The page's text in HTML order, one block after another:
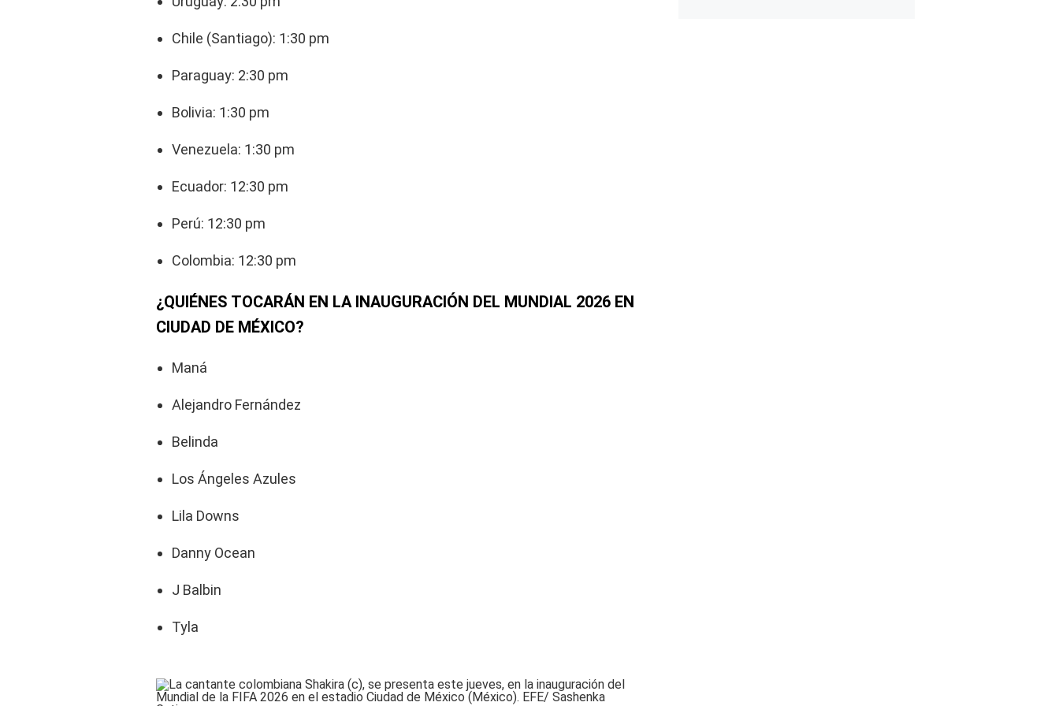
Chile (Santiago): 1:30 pm
Paraguay: 2:30 pm
Bolivia: 1:30 pm
Venezuela: 1:30 pm
Ecuador: 12:30 pm
Perú: 12:30 pm
Colombia: 12:30 pm
¿QUIÉNES TOCARÁN EN LA INAUGURACIÓN DEL MUNDIAL 2026 EN
CIUDAD DE MÉXICO?
Maná
Alejandro Fernández
Belinda
Los Ángeles Azules
Lila Downs
Danny Ocean
J Balbin
Tyla